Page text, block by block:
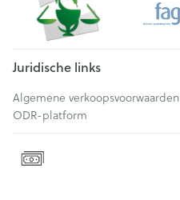
Juridische links
Algemene verkoopsvoorwaarden
ODR-platform